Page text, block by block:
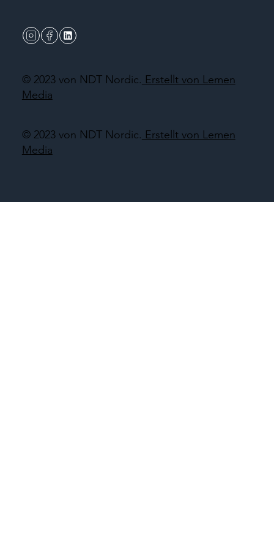
© 2023 von NDT Nordic. Erstellt von Lemen
Media
© 2023 von NDT Nordic. Erstellt von Lemen
Media